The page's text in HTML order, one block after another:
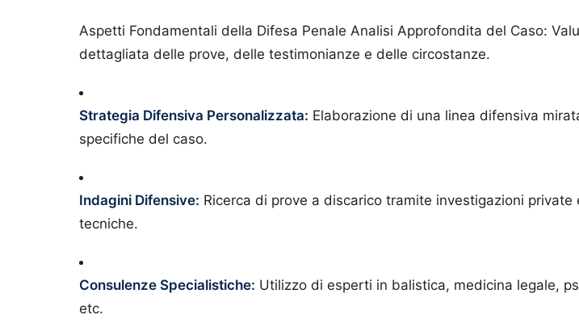
Aspetti Fondamentali della Difesa Penale Analisi Approfondita del Caso:
dettagliata delle prove, delle testimonianze e delle circostanze.
Strategia Difensiva Personalizzata: Elaborazione di una linea difensiva
specifiche del caso.
Indagini Difensive: Ricerca di prove a discarico tramite investigazioni private
tecniche.
Consulenze Specialistiche: Utilizzo di esperti in balistica, medicina legale,
etc.